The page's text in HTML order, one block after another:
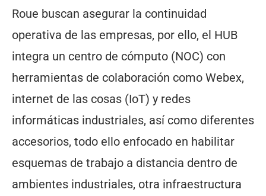
Roue buscan asegurar la continuidad
operativa de las empresas, por ello, el HUB
integra un centro de cómputo (NOC) con
herramientas de colaboración como Webex,
internet de las cosas (IoT) y redes
informáticas industriales, así como diferentes
accesorios, todo ello enfocado en habilitar
esquemas de trabajo a distancia dentro de
ambientes industriales, otra infraestructura